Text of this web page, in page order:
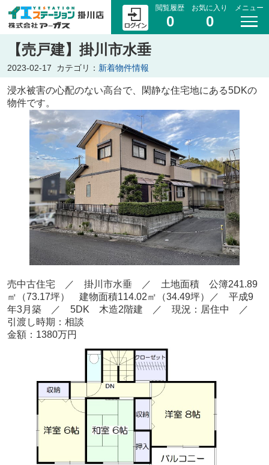
閲覧履歴
0
お気に入り
0
メニュー
【売戸建】掛川市水垂
2023-02-17 カテゴリ： 新着物件情報
浸水被害の心配のない高台で、閑静な住宅地にある5DKの
物件です。
売中古住宅 ／ 掛川市水垂
／ 土地面積 公簿241.89
㎡（73.17坪） 建物面積114.02㎡（34.49坪）／ 平成9
年3月築 ／ 5DK 木造2階建 ／ 現況：居住中 ／
引渡し時期：相談
金額：1380万円